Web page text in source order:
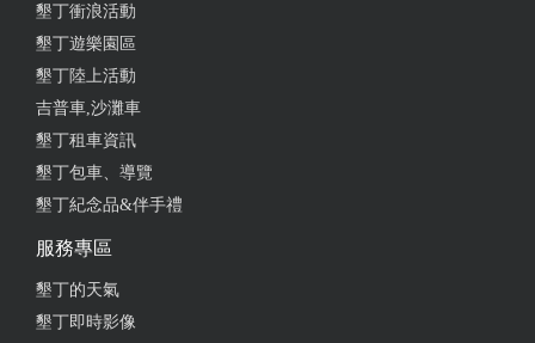
墾丁衝浪活動
墾丁遊樂園區
墾丁陸上活動
吉普車,沙灘車
墾丁租車資訊
墾丁包車、導覽
墾丁紀念品&伴手禮
服務專區
墾丁的天氣
墾丁即時影像